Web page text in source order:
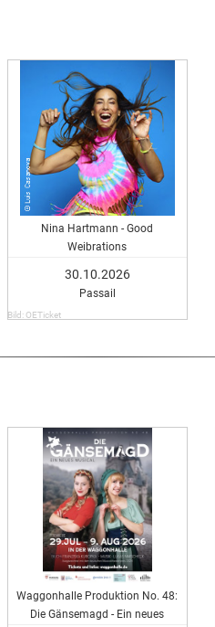
Nina Hartmann - Good
Weibrations
30.10.2026
Passail
Bild: OETicket
Waggonhalle Produktion No. 48:
Die Gänsemagd - Ein neues